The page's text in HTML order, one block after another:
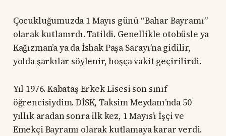
Çocukluğumuzda 1 Mayıs günü “Bahar Bayramı”
olarak kutlanırdı. Tatildi. Genellikle otobüsle ya
Kağızman’a ya da İshak Paşa Sarayı’na gidilir,
yolda şarkılar söylenir, hoşça vakit geçirilirdi.
Yıl 1976. Kabataş Erkek Lisesi son sınıf
öğrencisiydim. DİSK, Taksim Meydanı’nda 50
yıllık aradan sonra ilk kez, 1 Mayıs’ı İşçi ve
Emekçi Bayramı olarak kutlamaya karar verdi.